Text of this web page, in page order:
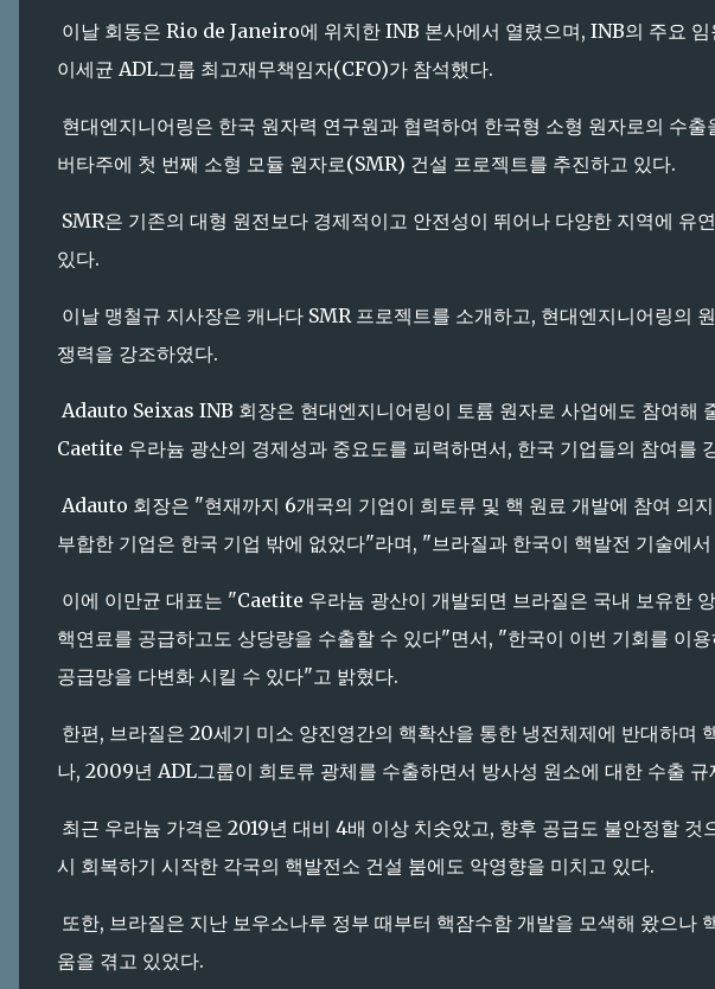
이날 회동은 Rio de Janeiro에 위치한 INB 본사에서 열렸으며, INB의 주요 임
이세균 ADL그룹 최고재무책임자(CFO)가 참석했다.
현대엔지니어링은 한국 원자력 연구원과 협력하여 한국형 소형 원자로의 수
버타주에 첫 번째 소형 모듈 원자로(SMR) 건설 프로젝트를 추진하고 있다.
SMR은 기존의 대형 원전보다 경제적이고 안전성이 뛰어나 다양한 지역에 유
있다.
이날 맹철규 지사장은 캐나다 SMR 프로젝트를 소개하고, 현대엔지니어링의
쟁력을 강조하였다.
Adauto Seixas INB 회장은 현대엔지니어링이 토륨 원자로 사업에도 참여해
Caetite 우라늄 광산의 경제성과 중요도를 피력하면서, 한국 기업들의 참여를
Adauto 회장은 "현재까지 6개국의 기업이 희토류 및 핵 원료 개발에 참여 의
부합한 기업은 한국 기업 밖에 없었다"라며, "브라질과 한국이 핵발전 기술에
이에 이만균 대표는 "Caetite 우라늄 광산이 개발되면 브라질은 국내 보유한
핵연료를 공급하고도 상당량을 수출할 수 있다"면서, "한국이 이번 기회를 이
공급망을 다변화 시킬 수 있다"고 밝혔다.
한편, 브라질은 20세기 미소 양진영간의 핵확산을 통한 냉전체제에 반대하며
나, 2009년 ADL그룹이 희토류 광체를 수출하면서 방사성 원소에 대한 수출 규
최근 우라늄 가격은 2019년 대비 4배 이상 치솟았고, 향후 공급도 불안정할 것
시 회복하기 시작한 각국의 핵발전소 건설 붐에도 악영향을 미치고 있다.
또한, 브라질은 지난 보우소나루 정부 때부터 핵잠수함 개발을 모색해 왔으나
움을 겪고 있었다.